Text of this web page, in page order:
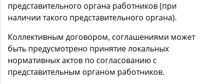
представительного органа работников (при
наличии такого представительного органа).
Коллективным договором, соглашениями может
быть предусмотрено принятие локальных
нормативных актов по согласованию с
представительным органом работников.